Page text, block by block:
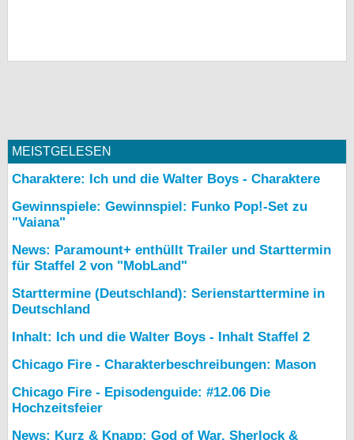
MEISTGELESEN
Charaktere: Ich und die Walter Boys - Charaktere
Gewinnspiele: Gewinnspiel: Funko Pop!-Set zu
"Vaiana"
News: Paramount+ enthüllt Trailer und Starttermin
für Staffel 2 von "MobLand"
Starttermine (Deutschland): Serienstarttermine in
Deutschland
Inhalt: Ich und die Walter Boys - Inhalt Staffel 2
Chicago Fire - Charakterbeschreibungen: Mason
Chicago Fire - Episodenguide: #12.06 Die
Hochzeitsfeier
News: Kurz & Knapp: God of War, Sherlock &